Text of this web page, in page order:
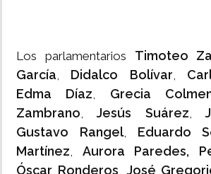
Los parlamentarios Timoteo
García, Didalco Bolívar,
Edma Díaz, Grecia
Zambrano,Jesús Suárez,
Gustavo Rangel, Eduardo
Martínez, Aurora Paredes,
Óscar Ronderos, José